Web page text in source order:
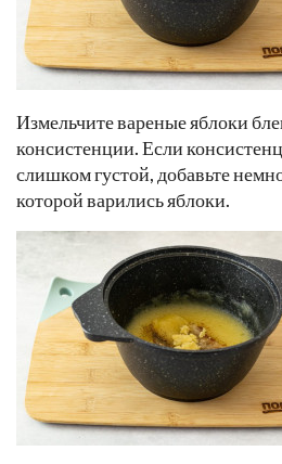
Измельчите вареные яблоки
консистенции. Если
слишком густой, добавьте
которой варились яблоки.